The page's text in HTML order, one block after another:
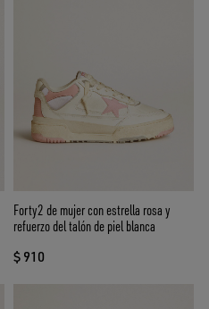
Forty2 de mujer con estrella rosa y
refuerzo del talón de piel blanca
$ 910